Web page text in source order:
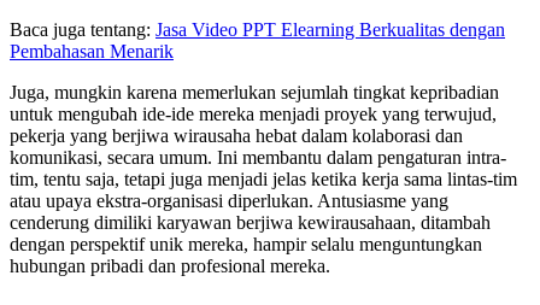
Baca juga tentang: Jasa Video PPT Elearning Berkualitas dengan
Pembahasan Menarik
Juga, mungkin karena memerlukan sejumlah tingkat kepribadian
untuk mengubah ide-ide mereka menjadi proyek yang terwujud,
pekerja yang berjiwa wirausaha hebat dalam kolaborasi dan
komunikasi, secara umum. Ini membantu dalam pengaturan intra-
tim, tentu saja, tetapi juga menjadi jelas ketika kerja sama lintas-tim
atau upaya ekstra-organisasi diperlukan. Antusiasme yang
cenderung dimiliki karyawan berjiwa kewirausahaan, ditambah
dengan perspektif unik mereka, hampir selalu menguntungkan
hubungan pribadi dan profesional mereka.